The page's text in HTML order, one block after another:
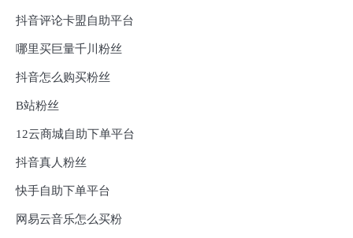
抖音评论卡盟自助平台
哪里买巨量千川粉丝
抖音怎么购买粉丝
B站粉丝
12云商城自助下单平台
抖音真人粉丝
快手自助下单平台
网易云音乐怎么买粉